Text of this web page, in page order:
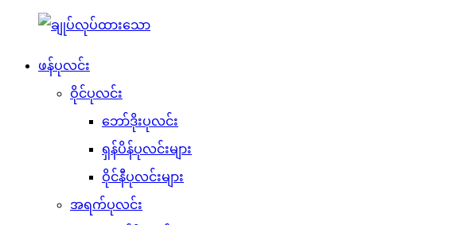
ဖန်ပုလင်း
ဝိုင်ပုလင်း
ဘော်ဒိုးပုလင်း
ရှန်ပိန်ပုလင်းများ
ဝိုင်နီပုလင်းများ
အရက်ပုလင်း